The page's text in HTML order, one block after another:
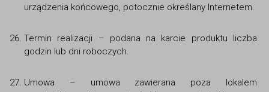
urządzenia końcowego, potocznie określany Internetem.
Termin realizacji – podana na karcie produktu liczba
godzin lub dni roboczych.
Umowa – umowa zawierana poza lokalem